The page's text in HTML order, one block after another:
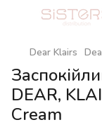
Dear Klairs
DEAR,
Cream